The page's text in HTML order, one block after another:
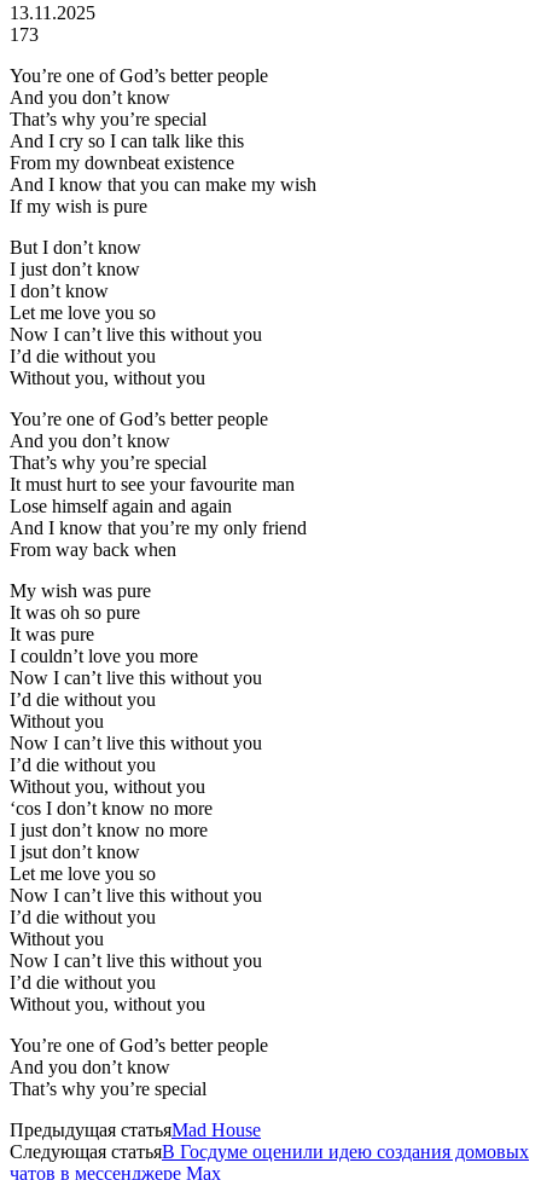
13.11.2025
173
You’re one of God’s better people
And you don’t know
That’s why you’re special
And I cry so I can talk like this
From my downbeat existence
And I know that you can make my wish
If my wish is pure
But I don’t know
I just don’t know
I don’t know
Let me love you so
Now I can’t live this without you
I’d die without you
Without you, without you
You’re one of God’s better people
And you don’t know
That’s why you’re special
It must hurt to see your favourite man
Lose himself again and again
And I know that you’re my only friend
From way back when
My wish was pure
It was oh so pure
It was pure
I couldn’t love you more
Now I can’t live this without you
I’d die without you
Without you
Now I can’t live this without you
I’d die without you
Without you, without you
‘cos I don’t know no more
I just don’t know no more
I jsut don’t know
Let me love you so
Now I can’t live this without you
I’d die without you
Without you
Now I can’t live this without you
I’d die without you
Without you, without you
You’re one of God’s better people
And you don’t know
That’s why you’re special
Предыдущая статьяMad House
Следующая статьяВ Госдуме оценили идею создания домовых
чатов в мессенджере Мах